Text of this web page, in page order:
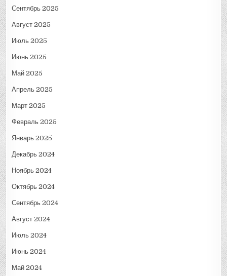
Сентябрь 2025
Август 2025
Июль 2025
Июнь 2025
Май 2025
Апрель 2025
Март 2025
Февраль 2025
Январь 2025
Декабрь 2024
Ноябрь 2024
Октябрь 2024
Сентябрь 2024
Август 2024
Июль 2024
Июнь 2024
Май 2024